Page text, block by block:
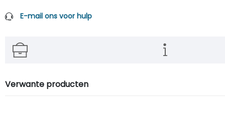
E-mail ons voor hulp
Verwante producten